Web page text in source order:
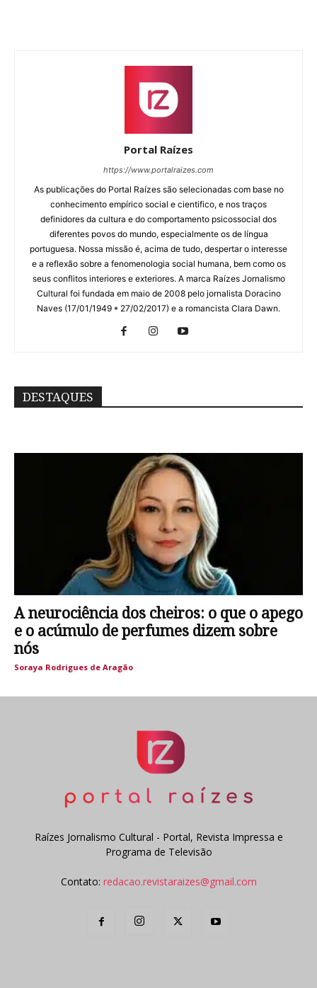
Portal Raízes
https://www.portalraizes.com
As publicações do Portal Raízes são selecionadas com base no
conhecimento empírico social e cientifico, e nos traços
definidores da cultura e do comportamento psicossocial dos
diferentes povos do mundo, especialmente os de língua
portuguesa. Nossa missão é, acima de tudo, despertar o interesse
e a reflexão sobre a fenomenologia social humana, bem como os
seus conflitos interiores e exteriores. A marca Raízes Jornalismo
Cultural foi fundada em maio de 2008 pelo jornalista Doracino
Naves (17/01/1949 * 27/02/2017) e a romancista Clara Dawn.
DESTAQUES
A neurociência dos cheiros: o que o apego
e o acúmulo de perfumes dizem sobre
nós
Soraya Rodrigues de Aragão
Raízes Jornalismo Cultural - Portal, Revista Impressa e
Programa de Televisão
Contato: redacao.revistaraizes@gmail.com